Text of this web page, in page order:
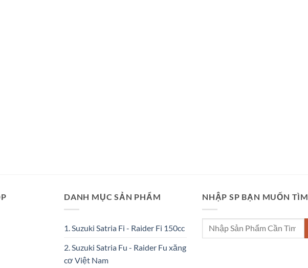
DANH MỤC SẢN PHẨM
1. Suzuki Satria Fi - Raider Fi 150cc
2. Suzuki Satria Fu - Raider Fu xăng
cơ Việt Nam
NHẬP SP BẠN MUỐN TÌM
Tìm